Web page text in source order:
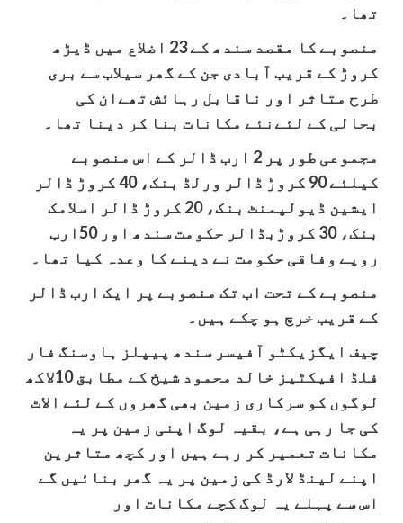
تھا۔
منصوبے کا مقصد سندھ کے 23 اضلاع میں ڈیڑھ
کروڑ کے قریب آبادی جن کے گھر سیلاب سے بری
طرح متاثر اور ناقابل رہائش تھےان کی
بحالی کے لئےنئے مکانات بنا کر دینا تھا۔
مجموعی طور پر 2 ارب ڈالر کے اس منصوبے
کیلئے 90 کروڑ ڈالر ورلڈ بنک، 40 کروڑ ڈالر
ایشین ڈیولپمنٹ بنک، 20 کروڑ ڈالر اسلامک
بنک، 30 کروڑبڈالر حکومت سندھ اور 50ارب
روپے وفاقی حکومت نے دینے کا وعدہ کیا تھا۔
منصوبے کے تحت اب تک منصوبے پر ایک ارب ڈالر
کے قریب خرچ ہو چکے ہیں۔
چیف ایگزیکٹو آفیسر سندھ پیپلز ہاوسنگ فار
فلڈ افیکٹیز خالد محمود شیخ کے مطابق 10لاکھ
لوگوں کو سرکاری زمین بھی گھروں کے لئے الاٹ
کی جا رہی ہے، بقیہ لوگ اپنی زمین پر یہ
مکانات تعمیر کر رہے ہیں اور کچھ متاثرین
اپنے لینڈ لارڈ کی زمین پر یہ گھر بنائیں گے
اس سے پہلے یہ لوگ کچے مکانات اور